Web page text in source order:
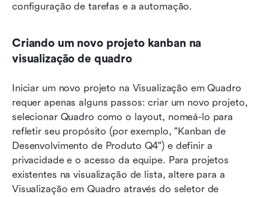
configuração de tarefas e a automação.
Criando um novo projeto kanban na
visualização de quadro
Iniciar um novo projeto na Visualização em Quadro
requer apenas alguns passos: criar um novo projeto,
selecionar Quadro como o layout, nomeá-lo para
refletir seu propósito (por exemplo, "Kanban de
Desenvolvimento de Produto Q4") e definir a
privacidade e o acesso da equipe. Para projetos
existentes na visualização de lista, altere para a
Visualização em Quadro através do seletor de